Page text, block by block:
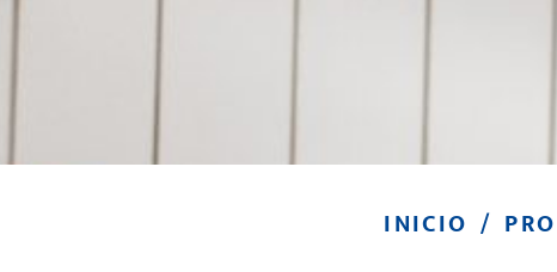
INICIO /